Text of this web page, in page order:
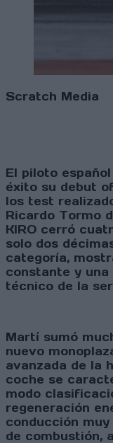
Scratch Media
El piloto
éxito su debut
los test
Ricardo Tormo
KIRO cerró
solo dos
categoría,
constante y
técnico de la
Martí sumó
nuevo
avanzada de la
coche se
modo
regeneración
conducción
de combustión,